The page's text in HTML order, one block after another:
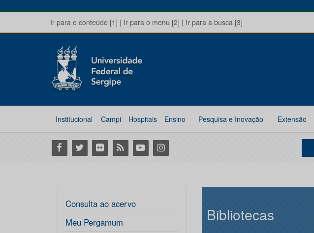
Ir para o conteúdo [1] | Ir para o menu [2] | Ir para a busca [3]
Institucional Campi Hospitais Ensino Pesquisa e Inovação Extensão
Facebook
Twitter Flickr RSS YoutubeInstagram
Consulta ao acervo
Meu Pergamum
Bibliotecas